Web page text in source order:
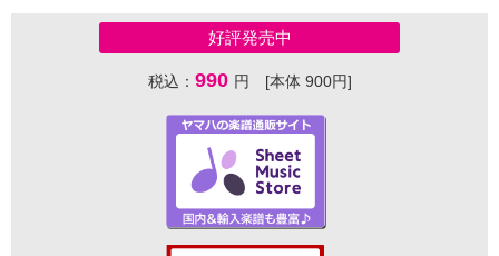
好評発売中
税込： 990 円 [本体 900円]